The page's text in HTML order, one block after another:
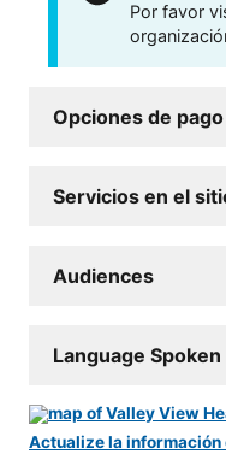
Por favor
Opciones de pago
Servicios en el
Audiences
Language Spoken
Actualize la